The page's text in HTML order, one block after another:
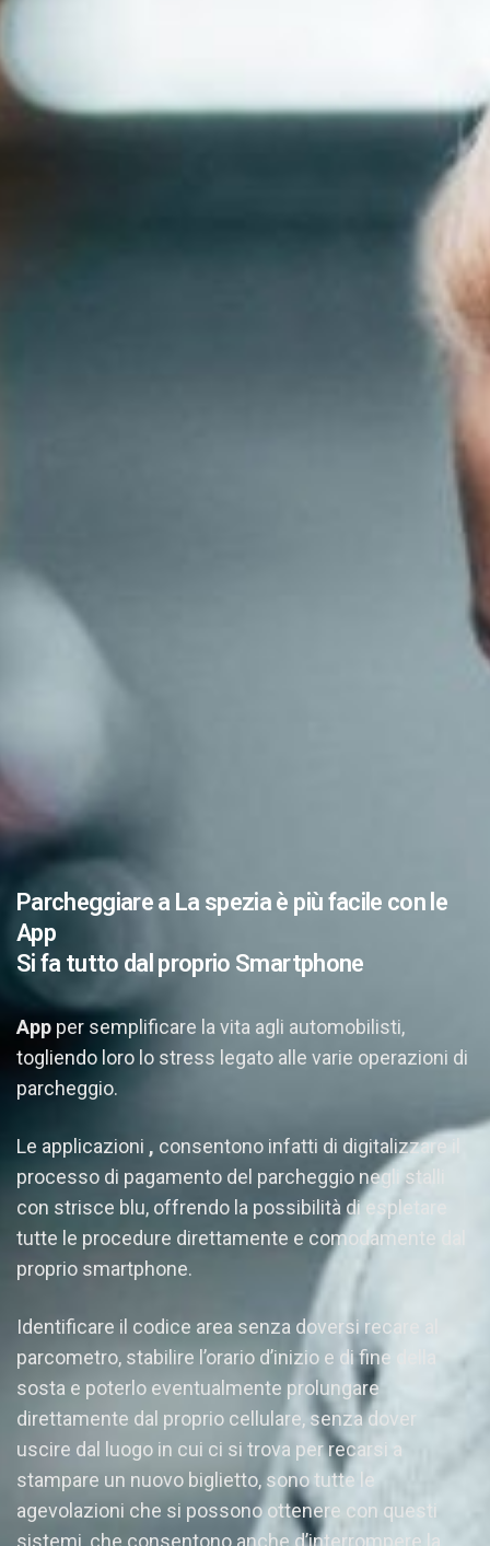
Parcheggiare a La spezia è più facile con le
App
Si fa tutto dal proprio Smartphone
App per semplificare la vita agli automobilisti,
togliendo loro lo stress legato alle varie operazioni di
parcheggio.
Le applicazioni , consentono infatti di digitalizzare il
processo di pagamento del parcheggio negli stalli
con strisce blu, offrendo la possibilità di espletare
tutte le procedure direttamente e comodamente dal
proprio smartphone.
Identificare il codice area senza doversi recare al
parcometro, stabilire l’orario d’inizio e di fine della
sosta e poterlo eventualmente prolungare
direttamente dal proprio cellulare, senza dover
uscire dal luogo in cui ci si trova per recarsi a
stampare un nuovo biglietto, sono tutte le
agevolazioni che si possono ottenere con questi
sistemi, che consentono anche d’interrompere la